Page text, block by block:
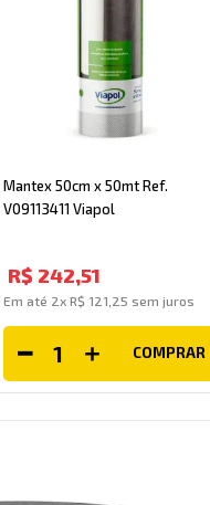
Mantex 50cm x 50mt Ref.
V09113411 Viapol
R$ 242,51
Em até 2x R$ 121 25 sem juros
COMPRAR